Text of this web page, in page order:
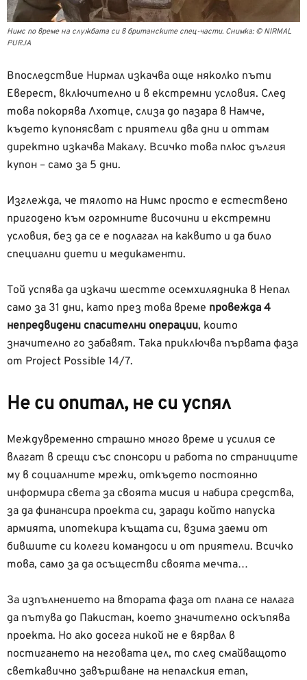
Нимс по време на службата си в британските спец-части. Снимка: © NIRMAL
PURJA
Впоследствие Нирмал изкачва още няколко пъти
Еверест, включително и в екстремни условия. След
това покорява Лхотце, слиза до пазара в Намче,
където купонясват с приятели два дни и оттам
директно изкачва Макалу. Всичко това плюс дългия
купон – само за 5 дни.
Изглежда, че тялото на Нимс просто е естествено
пригодено към огромните височини и екстремни
условия, без да се е подлагал на каквито и да било
специални диети и медикаменти.
Той успява да изкачи шестте осемхилядника в Непал
само за 31 дни, като през това време провежда 4
непредвидени спасителни операции, които
значително го забавят. Така приключва първата фаза
от Project Possible 14/7.
Не си опитал, не си успял
Междувременно страшно много време и усилия се
влагат в срещи със спонсори и работа по страниците
му в социалните мрежи, откъдето постоянно
информира света за своята мисия и набира средства,
за да финансира проекта си, заради който напуска
армията, ипотекира къщата си, взима заеми от
бившите си колеги командоси и от приятели. Всичко
това, само за да осъществи своята мечта…
За изпълнението на втората фаза от плана се налага
да пътува до Пакистан, което значително оскъпява
проекта. Но ако досега никой не е вярвал в
постигането на неговата цел, то след смайващото
светкавично завършване на непалския етап,